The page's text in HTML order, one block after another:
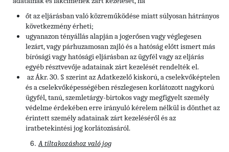
őt az eljárásban való közreműködése miatt súlyosan hátrányos
következmény érheti;
ugyanazon tényállás alapján a jogerősen vagy véglegesen
lezárt, vagy párhuzamosan zajló és a hatóság előtt ismert más
bírósági vagy hatósági eljárásban az ügyfél vagy az eljárás
egyéb résztvevője adatainak zárt kezelését rendelték el.
az Ákr. 30. § szerint az Adatkezelő kiskorú, a cselekvőképtelen
és a cselekvőképességében részlegesen korlátozott nagykorú
ügyfél, tanú, szemletárgy-birtokos vagy megfigyelt személy
védelme érdekében erre irányuló kérelem nélkül is dönthet az
érintett személy adatainak zárt kezeléséről és az
iratbetekintési jog korlátozásáról.
A tiltakozáshoz való jog